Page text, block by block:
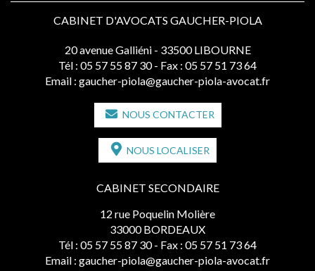
CABINET D'AVOCATS GAUCHER-PIOLA
20 avenue Galliéni - 33500 LIBOURNE
Tél : 05 57 55 87 30 - Fax : 05 57 51 73 64
Email : gaucher-piola@gaucher-piola-avocat.fr
NOUS CONTACTER
NOUS LOCALISER
CABINET SECONDAIRE
12 rue Poquelin Molière
33000 BORDEAUX
Tél : 05 57 55 87 30 - Fax : 05 57 51 73 64
Email : gaucher-piola@gaucher-piola-avocat.fr